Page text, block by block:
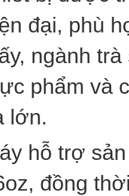
đại, phù
ngành
phẩm và
lớn.
hỗ trợ
đồng